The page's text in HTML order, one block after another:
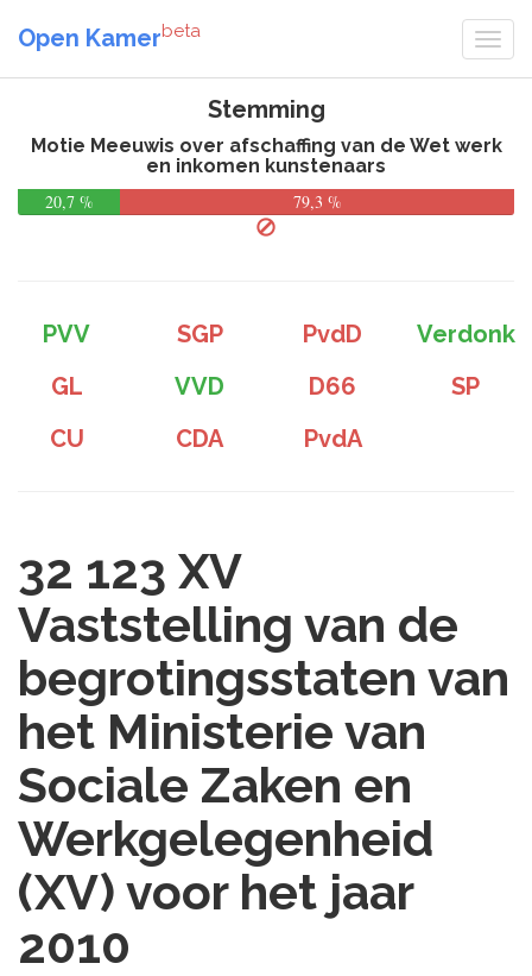
Open Kamerbeta
Stemming
Motie Meeuwis over afschaffing van de Wet werk
en inkomen kunstenaars
20,7 %
79,3 %
PVV SGP PvdD
Verdonk
GL
VVD D66
SP
CU
CDA PvdA
32 123 XV
Vaststelling van de
begrotingsstaten van
het Ministerie van
Sociale Zaken en
Werkgelegenheid
(XV) voor het jaar
2010